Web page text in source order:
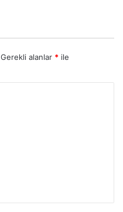
Gerekli alanlar * ile